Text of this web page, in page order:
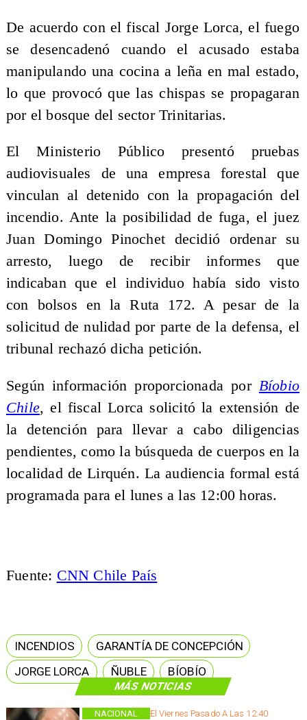
MÁS NOTICIAS
El Viernes Pasado A Las 12:40
NACIONAL
De acuerdo con el fiscal Jorge Lorca, el fuego
se desencadenó cuando el acusado estaba
manipulando una cocina a leña en mal estado,
lo que provocó que las chispas se propagaran
por el bosque del sector Trinitarias.
El Ministerio Público presentó pruebas
audiovisuales de una empresa forestal que
vinculan al detenido con la propagación del
incendio. Ante la posibilidad de fuga, el juez
Juan Domingo Pinochet decidió ordenar su
arresto, luego de recibir informes que
indicaban que el individuo había sido visto
con bolsos en la Ruta 172. A pesar de la
solicitud de nulidad por parte de la defensa, el
tribunal rechazó dicha petición.
Según información proporcionada por Bíobio
Chile, el fiscal Lorca solicitó la extensión de
la detención para llevar a cabo diligencias
pendientes, como la búsqueda de cuerpos en la
localidad de Lirquén. La audiencia formal está
programada para el lunes a las 12:00 horas.
Fuente: CNN Chile País
INCENDIOS
GARANTÍA DE CONCEPCIÓN
JORGE LORCA
ÑUBLE BÍOBÍO